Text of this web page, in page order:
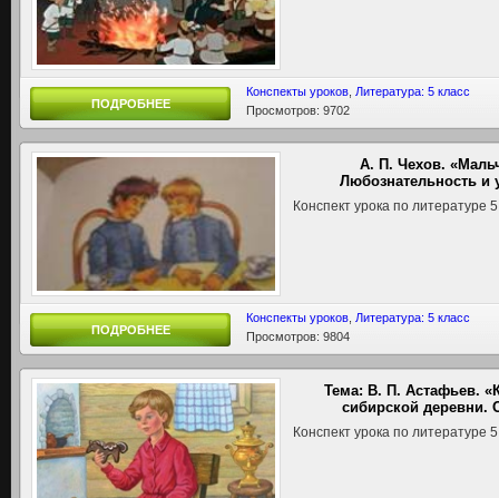
ПОДРОБНЕЕ
Конспекты уроков Литература: 5 класс
Просмотров: 9702
А. П. Чехов.
Любознательность и
Конспект урока по литературе
ПОДРОБНЕЕ
Конспекты уроков Литература: 5 класс
Просмотров: 9804
Тема: В. П. Астафьев.
сибирской деревни.
Конспект урока по литературе